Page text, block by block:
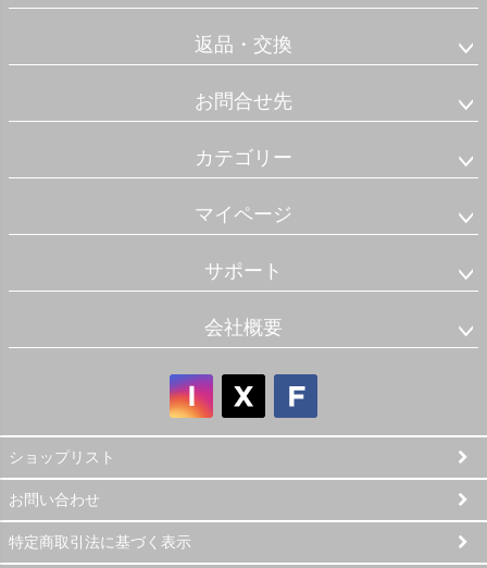
返品・交換
お問合せ先
カテゴリー
マイページ
サポート
会社概要
ショップリスト
お問い合わせ
特定商取引法に基づく表示